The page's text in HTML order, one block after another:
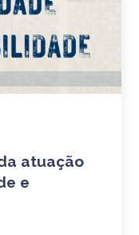
atuação
e